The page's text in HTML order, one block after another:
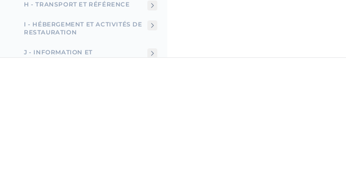
H - TRANSPORT ET RÉFÉRENCE
I - HÉBERGEMENT ET ACTIVITÉS DE
RESTAURATION
J - INFORMATION ET
COMMUNICATION